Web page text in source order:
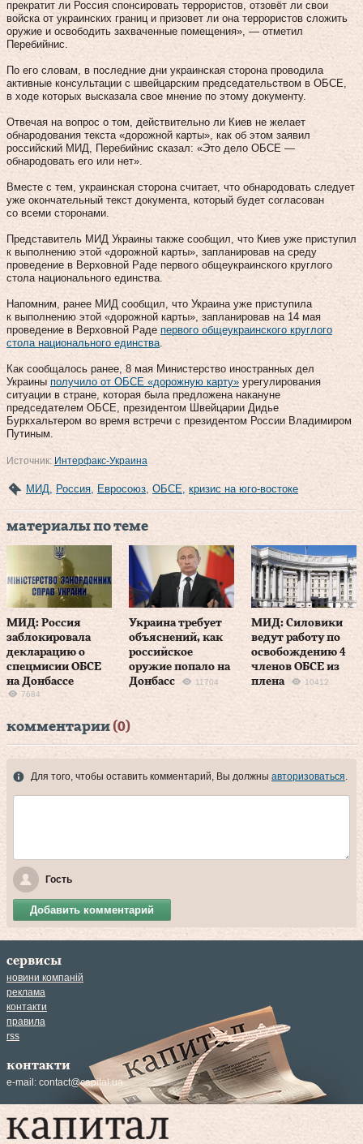
прекратит ли Россия спонсировать террористов, отзовёт ли свои
войска от украинских границ и призовет ли она террористов сложить
оружие и освободить захваченные помещения», — отметил
Перебийнис.
По его словам, в последние дни украинская сторона проводила
активные консультации с швейцарским председательством в ОБСЕ,
в ходе которых высказала свое мнение по этому документу.
Отвечая на вопрос о том, действительно ли Киев не желает
обнародования текста «дорожной карты», как об этом заявил
российский МИД, Перебийнис сказал: «Это дело ОБСЕ —
обнародовать его или нет».
Вместе с тем, украинская сторона считает, что обнародовать следует
уже окончательный текст документа, который будет согласован
со всеми сторонами.
Представитель МИД Украины также сообщил, что Киев уже приступил
к выполнению этой «дорожной карты», запланировав на среду
проведение в Верховной Раде первого общеукраинского круглого
стола национального единства.
Напомним, ранее МИД сообщил, что Украина уже приступила
к выполнению этой «дорожной карты», запланировав на 14 мая
проведение в Верховной Раде первого общеукраинского круглого
стола национального единства
Как сообщалось ранее, 8 мая Министерство иностранных дел
Украины получило от ОБСЕ «дорожную карту» урегулирования
ситуации в стране, которая была предложена накануне
председателем ОБСЕ, президентом Швейцарии Дидье
Буркхальтером во время встречи с президентом России Владимиром
Путиным.
Источник: Интерфакс-Украина
МИД Россия Евросоюз ОБСЕ кризис на юго-востоке
материалы по теме
МИД: Россия
заблокировала
декларацию о
спецмисии ОБСЕ
на Донбассе
7684
Украина требует
объяснений, как
российское
оружие попало на
Донбасс
11704
МИД: Силовики
ведут работу по
освобождению 4
членов ОБСЕ из
плена
10412
комментарии (0)
Для того, чтобы оставить комментарий, Вы должны авторизоваться.
Гость
Добавить комментарий
сервисы
новини компаній
реклама
контакти
правила
rss
контакти
e-mail: contact@capital.ua